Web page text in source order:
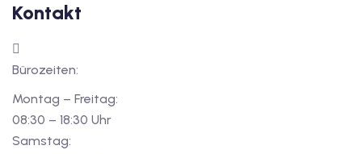
Kontakt
Bürozeiten:
Montag – Freitag:
08:30 – 18:30 Uhr
Samstag: